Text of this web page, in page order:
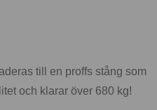
till en proffs stång som
och klarar över 680 kg!